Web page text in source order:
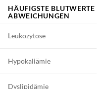
HÄUFIGSTE BLUTWERTE
ABWEICHUNGEN
Leukozytose
Hypokaliämie
Dyslipidämie